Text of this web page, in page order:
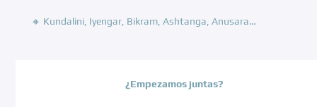
🔸 Kundalini, Iyengar, Bikram, Ashtanga, Anusara…
¿Empezamos juntas?